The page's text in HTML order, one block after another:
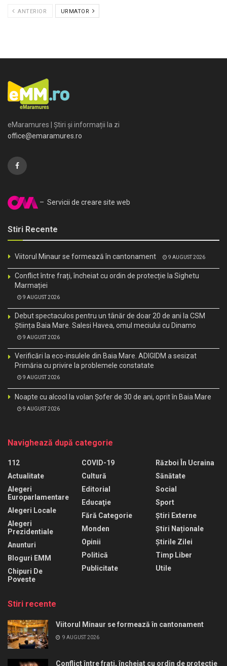
ANTERIOR URMATOR
eMaramures | Știri și informații la zi
office@emaramures.ro
– Servicii de creare site web
Stiri Recente
Viitorul Minaur se formează în cantonament 9 AUGUST 2026
Conflict între frați, încheiat cu ordin de protecție la Sighetu
Marmației
9 AUGUST 2026
Debut spectaculos pentru un tânăr de doar 20 de ani la CSM
Știința Baia Mare. Salesi Havea, omul meciului cu Dinamo
9 AUGUST 2026
Verificări la eco-insulele din Baia Mare. ADIGIDM a sesizat
Primăria cu privire la problemele constatate
9 AUGUST 2026
Noapte cu alcool la volan Șofer de 30 de ani, oprit în Baia Mare
9 AUGUST 2026
Navighează după categorie
112
Actualitate
Alegeri
Europarlamentare
Alegeri Locale
Alegeri
Prezidentiale
Anunturi
Bloguri EMM
Chipuri De
Poveste
COVID-19
Cultură
Editorial
Educaţie
Fără Categorie
Monden
Opinii
Politică
Publicitate
Război În Ucraina
Sănătate
Social
Sport
Știri Externe
Știri Naționale
Știrile Zilei
Timp Liber
Utile
Stiri recente
Viitorul Minaur se formează în cantonament
9 AUGUST 2026
Conflict între frați, încheiat cu ordin de protecție